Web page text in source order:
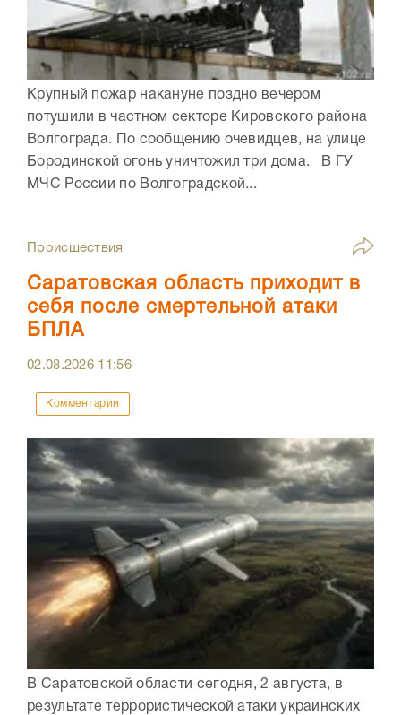
Крупный пожар накануне поздно вечером
потушили в частном секторе Кировского района
Волгограда. По сообщению очевидцев, на улице
Бородинской огонь уничтожил три дома. В ГУ
МЧС России по Волгоградской...
Происшествия
Саратовская область приходит в
себя после смертельной атаки
БПЛА
02.08.2026 11:56
Комментарии
В Саратовской области сегодня, 2 августа, в
результате террористической атаки украинских